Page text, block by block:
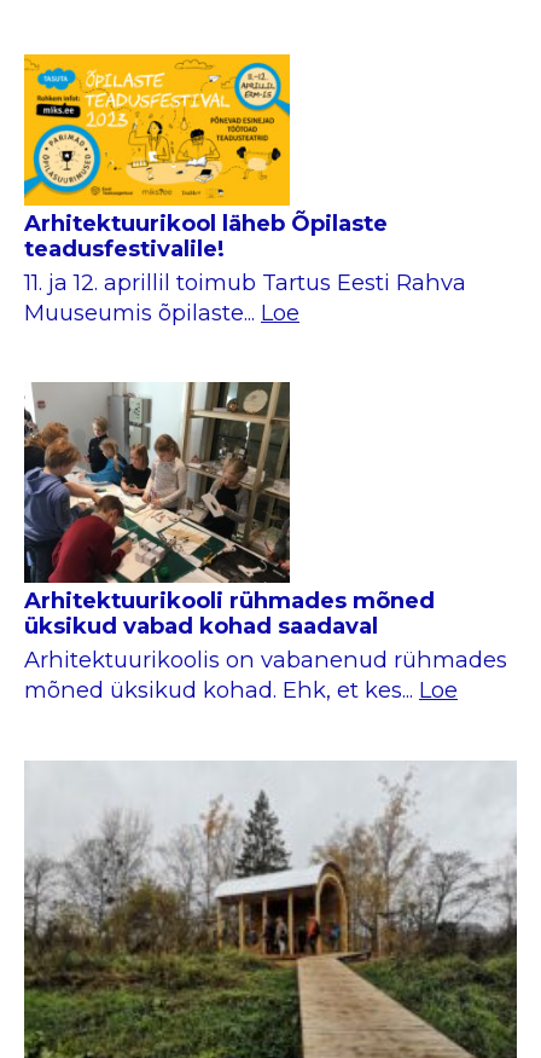
Arhitektuurikool läheb Õpilaste
teadusfestivalile!
11. ja 12. aprillil toimub Tartus Eesti Rahva
Muuseumis õpilaste... Loe
Arhitektuurikooli rühmades mõned
üksikud vabad kohad saadaval
Arhitektuurikoolis on vabanenud rühmades
mõned üksikud kohad. Ehk, et kes... Loe